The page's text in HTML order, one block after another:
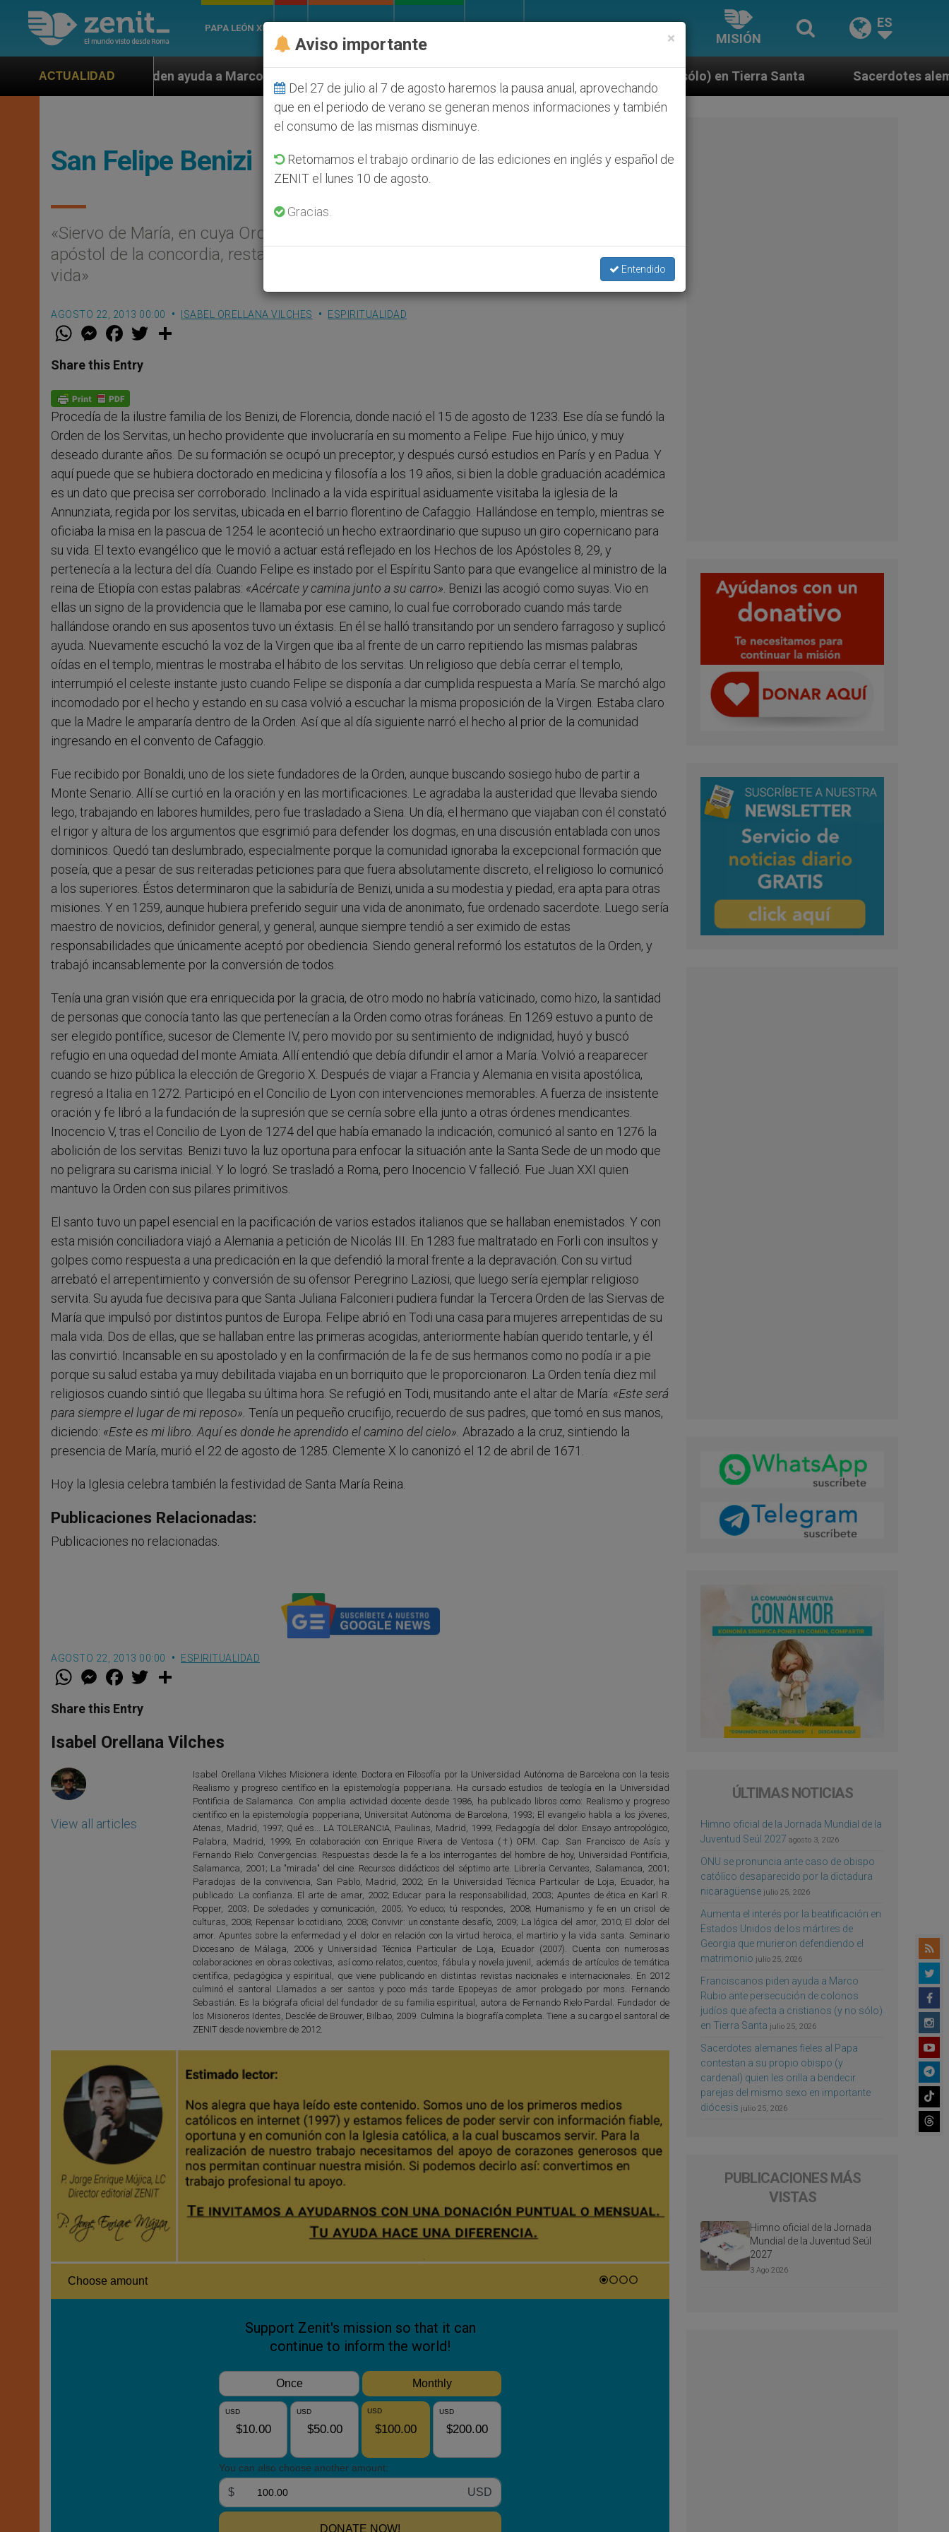
PAPA LEÓN XIV
MISIÓN
ES
ACTUALIDAD
ayuda a Marco Rubio ante persecución de colonos judíos que afecta a cristianos (y no sólo) en Tierra Santa Sacerdotes alemanes fieles al Papa
San Felipe Benizi
«Siervo de María, en cuya Orden ingresó a instancias de Ella. Fue un extraordinario
apóstol de la concordia, restaurador de la paz. Cristo crucificado fue el libro de su
vida»
AGOSTO 22, 2013 00:00 ISABEL ORELLANA VILCHES ESPIRITUALIDAD
W
t
s
p
p
M
e
s
e
g
e
F
a
e
b
o
k
w
Share this Entry
Procedía de la ilustre familia de los Benizi, de Florencia, donde nació el 15 de agosto de 1233. Ese día se fundó la
Orden de los Servitas, un hecho providente que involucraría en su momento a Felipe. Fue hijo único, y muy
deseado durante años. De su formación se ocupó un preceptor, y después cursó estudios en París y en Padua. Y
aquí puede que se hubiera doctorado en medicina y filosofía a los 19 años, si bien la doble graduación académica
es un dato que precisa ser corroborado. Inclinado a la vida espiritual asiduamente visitaba la iglesia de la
Annunziata, regida por los servitas, ubicada en el barrio florentino de Cafaggio. Hallándose en templo, mientras se
oficiaba la misa en la pascua de 1254 le aconteció un hecho extraordinario que supuso un giro copernicano para
su vida. El texto evangélico que le movió a actuar está reflejado en los Hechos de los Apóstoles 8, 29, y
pertenecía a la lectura del día. Cuando Felipe es instado por el Espíritu Santo para que evangelice al ministro de la
reina de Etiopía con estas palabras: «Acércate y camina junto a su carro». Benizi las acogió como suyas. Vio en
ellas un signo de la providencia que le llamaba por ese camino, lo cual fue corroborado cuando más tarde
hallándose orando en sus aposentos tuvo un éxtasis. En él se halló transitando por un sendero farragoso y suplicó
ayuda. Nuevamente escuchó la voz de la Virgen que iba al frente de un carro repitiendo las mismas palabras
oídas en el templo, mientras le mostraba el hábito de los servitas. Un religioso que debía cerrar el templo,
interrumpió el celeste instante justo cuando Felipe se disponía a dar cumplida respuesta a María. Se marchó algo
incomodado por el hecho y estando en su casa volvió a escuchar la misma proposición de la Virgen. Estaba claro
que la Madre le ampararía dentro de la Orden. Así que al día siguiente narró el hecho al prior de la comunidad
ingresando en el convento de Cafaggio.
Fue recibido por Bonaldi, uno de los siete fundadores de la Orden, aunque buscando sosiego hubo de partir a
Monte Senario. Allí se curtió en la oración y en las mortificaciones. Le agradaba la austeridad que llevaba siendo
lego, trabajando en labores humildes, pero fue trasladado a Siena. Un día, el hermano que viajaban con él constató
el rigor y altura de los argumentos que esgrimió para defender los dogmas, en una discusión entablada con unos
dominicos. Quedó tan deslumbrado, especialmente porque la comunidad ignoraba la excepcional formación que
poseía, que a pesar de sus reiteradas peticiones para que fuera absolutamente discreto, el religioso lo comunicó
a los superiores. Éstos determinaron que la sabiduría de Benizi, unida a su modestia y piedad, era apta para otras
misiones. Y en 1259, aunque hubiera preferido seguir una vida de anonimato, fue ordenado sacerdote. Luego sería
maestro de novicios, definidor general, y general, aunque siempre tendió a ser eximido de estas
responsabilidades que únicamente aceptó por obediencia. Siendo general reformó los estatutos de la Orden, y
trabajó incansablemente por la conversión de todos.
Tenía una gran visión que era enriquecida por la gracia, de otro modo no habría vaticinado, como hizo, la santidad
de personas que conocía tanto las que pertenecían a la Orden como otras foráneas. En 1269 estuvo a punto de
ser elegido pontífice, sucesor de Clemente IV, pero movido por su sentimiento de indignidad, huyó y buscó
refugio en una oquedad del monte Amiata. Allí entendió que debía difundir el amor a María. Volvió a reaparecer
cuando se hizo pública la elección de Gregorio X. Después de viajar a Francia y Alemania en visita apostólica,
regresó a Italia en 1272. Participó en el Concilio de Lyon con intervenciones memorables. A fuerza de insistente
oración y fe libró a la fundación de la supresión que se cernía sobre ella junto a otras órdenes mendicantes.
Inocencio V, tras el Concilio de Lyon de 1274 del que había emanado la indicación, comunicó al santo en 1276 la
abolición de los servitas. Benizi tuvo la luz oportuna para enfocar la situación ante la Santa Sede de un modo que
no peligrara su carisma inicial. Y lo logró. Se trasladó a Roma, pero Inocencio V falleció. Fue Juan XXI quien
mantuvo la Orden con sus pilares primitivos.
El santo tuvo un papel esencial en la pacificación de varios estados italianos que se hallaban enemistados. Y con
esta misión conciliadora viajó a Alemania a petición de Nicolás III. En 1283 fue maltratado en Forli con insultos y
golpes como respuesta a una predicación en la que defendió la moral frente a la depravación. Con su virtud
arrebató el arrepentimiento y conversión de su ofensor Peregrino Laziosi, que luego sería ejemplar religioso
servita. Su ayuda fue decisiva para que Santa Juliana Falconieri pudiera fundar la Tercera Orden de las Siervas de
María que impulsó por distintos puntos de Europa. Felipe abrió en Todi una casa para mujeres arrepentidas de su
mala vida. Dos de ellas, que se hallaban entre las primeras acogidas, anteriormente habían querido tentarle, y él
las convirtió. Incansable en su apostolado y en la confirmación de la fe de sus hermanos como no podía ir a pie
porque su salud estaba ya muy debilitada viajaba en un borriquito que le proporcionaron. La Orden tenía diez mil
religiosos cuando sintió que llegaba su última hora. Se refugió en Todi, musitando ante el altar de María: «Este será
para siempre el lugar de mi reposo». Tenía un pequeño crucifijo, recuerdo de sus padres, que tomó en sus manos,
diciendo: «Este es mi libro. Aquí es donde he aprendido el camino del cielo». Abrazado a la cruz, sintiendo la
presencia de María, murió el 22 de agosto de 1285. Clemente X lo canonizó el 12 de abril de 1671.
Hoy la Iglesia celebra también la festividad de Santa María Reina.
Publicaciones Relacionadas:
Publicaciones no relacionadas.
AGOSTO 22, 2013 00:00 ESPIRITUALIDAD
W
t
s
p
p
M
e
s
e
g
e
F
a
e
b
o
k
w
r
Share this Entry
Isabel Orellana Vilches
View all articles
Isabel Orellana Vilches Misionera idente. Doctora en Filosofía por la Universidad Autónoma de Barcelona con la tesis
Realismo y progreso científico en la epistemología popperiana. Ha cursado estudios de teología en la Universidad
Pontificia de Salamanca. Con amplia actividad docente desde 1986, ha publicado libros como: Realismo y progreso
científico en la epistemología popperiana, Universitat Autònoma de Barcelona, 1993; El evangelio habla a los jóvenes,
Atenas, Madrid, 1997; Qué es... LA TOLERANCIA, Paulinas, Madrid, 1999; Pedagogía del dolor. Ensayo antropológico,
Palabra, Madrid, 1999; En colaboración con Enrique Rivera de Ventosa (†) OFM. Cap. San Francisco de Asís y
Fernando Rielo: Convergencias. Respuestas desde la fe a los interrogantes del hombre de hoy, Universidad Pontificia,
Salamanca, 2001; La "mirada" del cine. Recursos didácticos del séptimo arte. Librería Cervantes, Salamanca, 2001;
Paradojas de la convivencia, San Pablo, Madrid, 2002; En la Universidad Técnica Particular de Loja, Ecuador, ha
publicado: La confianza. El arte de amar, 2002; Educar para la responsabilidad, 2003; Apuntes de ética en Karl R.
Popper, 2003; De soledades y comunicación, 2005; Yo educo; tú respondes, 2008; Humanismo y fe en un crisol de
culturas, 2008; Repensar lo cotidiano, 2008; Convivir: un constante desafío, 2009; La lógica del amor, 2010; El dolor del
amor. Apuntes sobre la enfermedad y el dolor en relación con la virtud heroica, el martirio y la vida santa. Seminario
Diocesano de Málaga, 2006 y Universidad Técnica Particular de Loja, Ecuador (2007). Cuenta con numerosas
colaboraciones en obras colectivas, así como relatos, cuentos, fábula y novela juvenil, además de artículos de temática
científica, pedagógica y espiritual, que viene publicando en distintas revistas nacionales e internacionales. En 2012
culminó el santoral Llamados a ser santos y poco más tarde Epopeyas de amor prologado por mons. Fernando
Sebastián. Es la biógrafa oficial del fundador de su familia espiritual, autora de Fernando Rielo Pardal. Fundador de
los Misioneros Identes, Desclée de Brouwer, Bilbao, 2009. Culmina la biografía completa. Tiene a su cargo el santoral de
ZENIT desde noviembre de 2012.
ÚLTIMAS NOTICIAS
Himno oficial de la Jornada Mundial de la
Juventud Seúl 2027 agosto 3, 2026
ONU se pronuncia ante caso de obispo
católico desaparecido por la dictadura
nicaragüense julio 25, 2026
Aumenta el interés por la beatificación en
Estados Unidos de los mártires de
Georgia que murieron defendiendo el
matrimonio julio 25, 2026
Franciscanos piden ayuda a Marco
Rubio ante persecución de colonos
judíos que afecta a cristianos (y no sólo)
en Tierra Santa julio 25, 2026
Sacerdotes alemanes fieles al Papa
contestan a su propio obispo (y
cardenal) quien les orilla a bendecir
parejas del mismo sexo en importante
diócesis julio 25, 2026
PUBLICACIONES MÁS
VISTAS
Himno oficial de la Jornada
Mundial de la Juventud Seúl
2027
3 Ago 2026
×
Aviso importante
Del 27 de julio al 7 de agosto haremos la pausa anual, aprovechando
que en el periodo de verano se generan menos informaciones y también
el consumo de las mismas disminuye.
Retomamos el trabajo ordinario de las ediciones en inglés y español de
ZENIT el lunes 10 de agosto.
Gracias.
Entendido